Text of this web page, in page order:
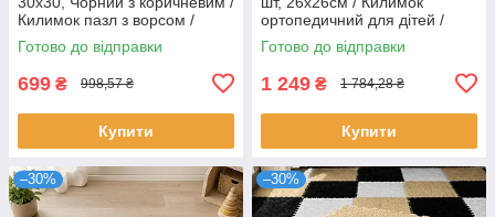
Килимок пазл з ворсом /
Плюшевий килим / Килим у
вітальню
Готово до відправки
699 ₴ 998,57 ₴
Купити
ортопедичний для дітей /
Пазл килимок
Готово до відправки
1 249 ₴ 1 784,28 ₴
Купити
–30% –30%